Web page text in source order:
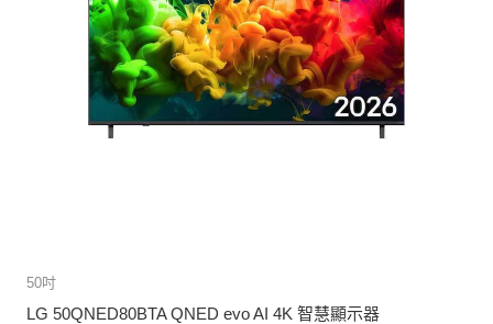
50吋
LG 50QNED80BTA QNED evo AI 4K 智慧顯示器